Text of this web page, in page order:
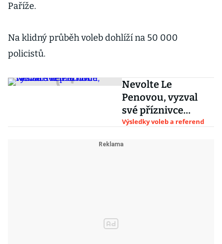
Paříže.
Na klidný průběh voleb dohlíží na 50 000
policistů.
Nevolte Le
Penovou, vyzval
své příznivce
radikál Mélenchon
Výsledky voleb a referend